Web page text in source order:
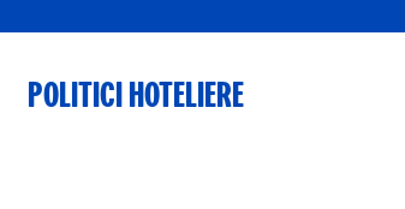
POLITICI HOTELIERE